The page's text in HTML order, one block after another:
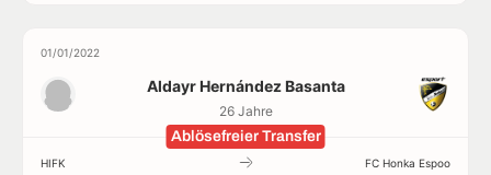
01/01/2022
Aldayr Hernández Basanta
26 Jahre
Ablösefreier Transfer
HIFK FC Honka Espoo